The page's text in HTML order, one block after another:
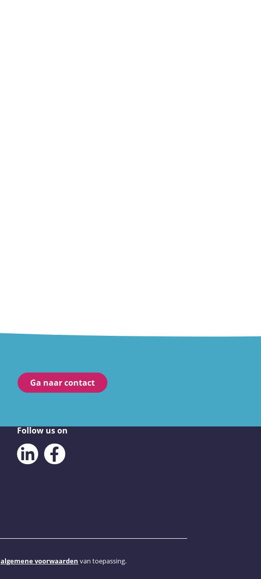
Ga naar contact
Follow us on
LinkedIn
algemene voorwaarden van toepassing.